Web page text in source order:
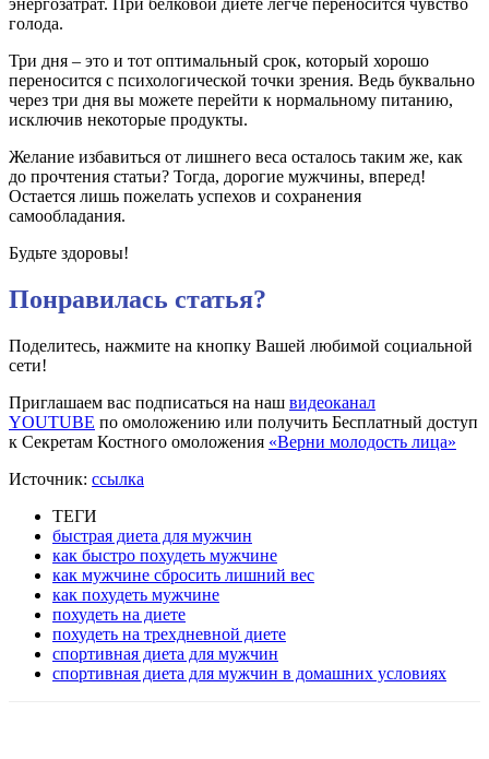
энергозатрат. При белковой диете легче переносится чувство
голода.
Три дня – это и тот оптимальный срок, который хорошо
переносится с психологической точки зрения. Ведь буквально
через три дня вы можете перейти к нормальному питанию,
исключив некоторые продукты.
Желание избавиться от лишнего веса осталось таким же, как
до прочтения статьи? Тогда, дорогие мужчины, вперед!
Остается лишь пожелать успехов и сохранения
самообладания.
Будьте здоровы!
Понравилась статья?
Поделитесь, нажмите на кнопку Вашей любимой социальной
сети!
Приглашаем вас подписаться на наш видеоканал
YOUTUBE по омоложению или получить Бесплатный доступ
к Секретам Костного омоложения «Верни молодость лица»
Источник: ссылка
ТЕГИ
быстрая диета для мужчин
как быстро похудеть мужчине
как мужчине сбросить лишний вес
как похудеть мужчине
похудеть на диете
похудеть на трехдневной диете
спортивная диета для мужчин
спортивная диета для мужчин в домашних условиях